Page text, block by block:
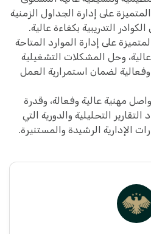
على إدارة الجداول الزمنية
الكوادر التدريبية بكفاءة عالية.
على إدارة الموارد المتاحة
وحل المشكلات التشغيلية
لضمان استمرارية العمل
مهنية عالية وفعالة، وقدرة
التحليلية والدورية التي
الإدارية الرشيدة والمستنيرة.